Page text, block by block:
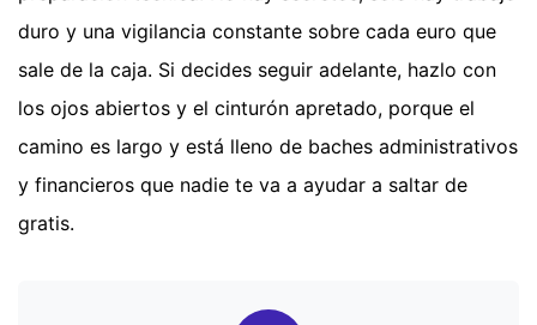
duro y una vigilancia constante sobre cada euro que
sale de la caja. Si decides seguir adelante, hazlo con
los ojos abiertos y el cinturón apretado, porque el
camino es largo y está lleno de baches administrativos
y financieros que nadie te va a ayudar a saltar de
gratis.